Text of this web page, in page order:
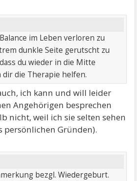
im Leben verloren zu
dunkle Seite gerutscht zu
du wieder in die Mitte
dir die Therapie helfen.
ich kann und will leider
Angehörigen besprechen
nicht, weil ich sie selten sehen
persönlichen Gründen).
bezgl. Wiedergeburt.